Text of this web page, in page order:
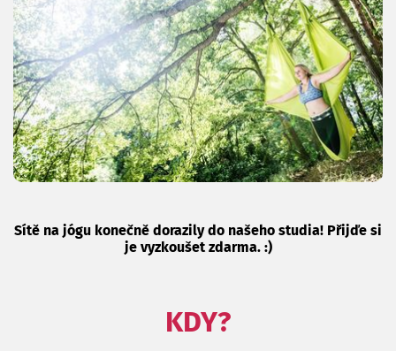
Sítě na jógu konečně dorazily do našeho studia! Přijďe si
je vyzkoušet zdarma. :)
KDY?